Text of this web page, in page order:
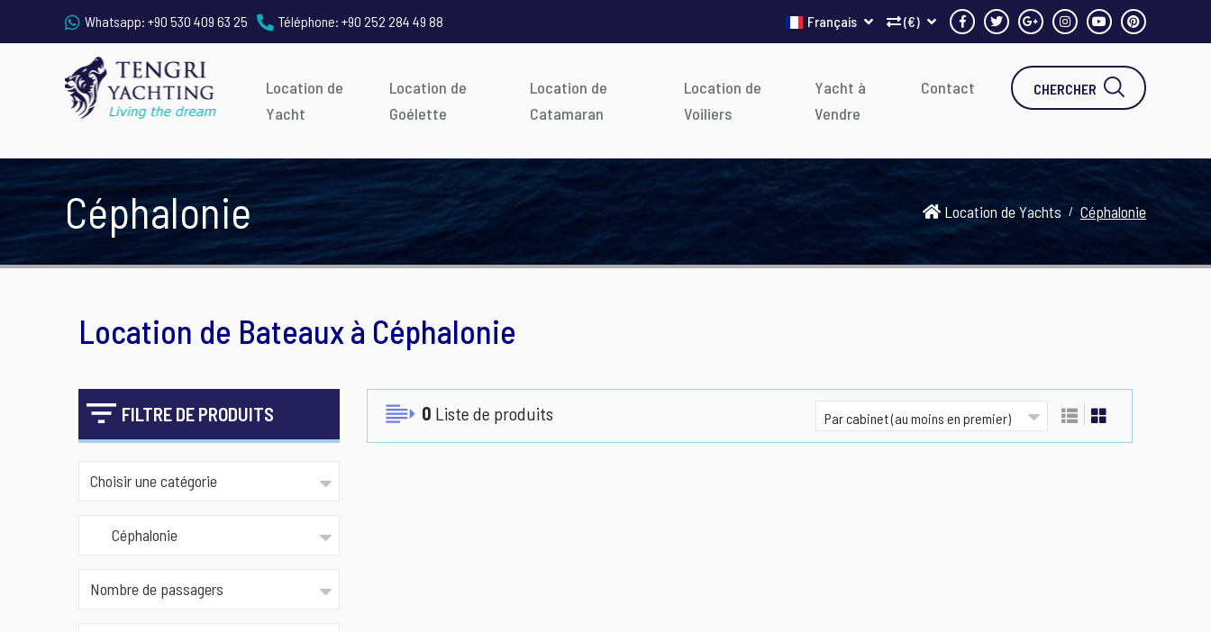
Whatsapp: +90 530 409 63 25 Téléphone: +90 252 284 49 88 (€)
Français
Location de
Yacht
Location de
Goélette
Location de
Catamaran
Location de
Voiliers
Yacht à
Vendre
Contact CHERCHER
Céphalonie Location de Yachts Céphalonie
Location de Bateaux à Céphalonie
FILTRE DE PRODUITS 0 Liste de produits